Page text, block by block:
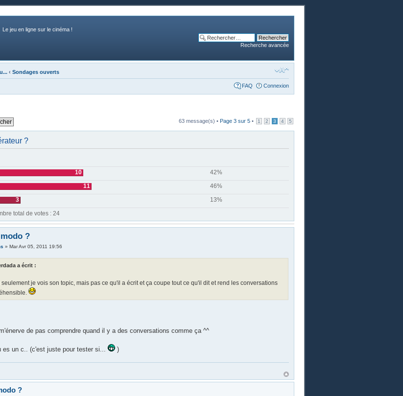
Le jeu en ligne sur le cinéma !
Recherche avancée
‹ Sondages ouverts
FAQ Connexion
63 message(s) • Page 3 sur 5 • 1 2 3 4 5
?
10
42%
11
46%
3
13%
Nombre total de votes : 24
?
» Mar Avr 05, 2011 19:56
a écrit :
seulement je vois son topic, mais pas ce qu'il a écrit et ça coupe tout ce qu'il dit et rend les conversations
de pas comprendre quand il y a des conversations comme ça ^^
es un c.. (c'est juste pour tester si... )
?